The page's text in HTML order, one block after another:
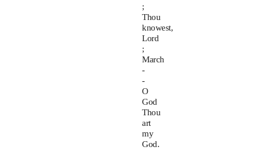
;
Thou
knowest,
Lord
;
March
-
-
O
God
Thou
art
my
God.